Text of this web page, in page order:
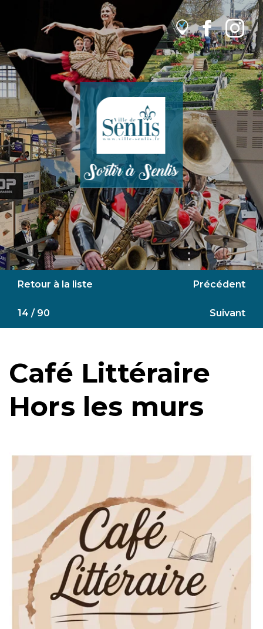
Retour à la liste Précédent
14 / 90 Suivant
Café Littéraire
Hors les murs